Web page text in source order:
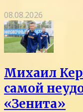
08.08.2026
Михаил
самой
«Зенита»